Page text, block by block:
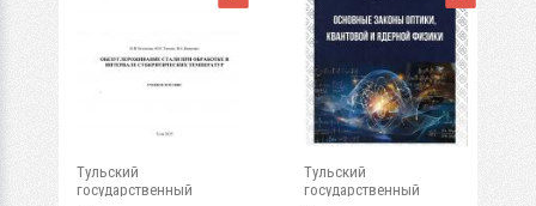
Тульский
государственный
Тульский
государственный